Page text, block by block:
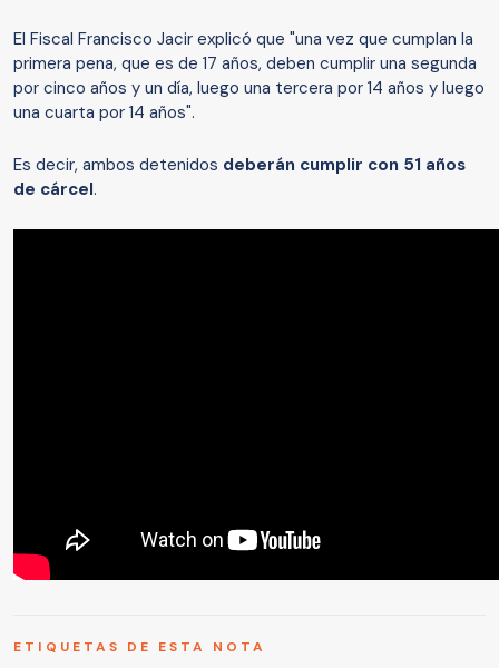
El Fiscal Francisco Jacir explicó que "una vez que cumplan la
primera pena, que es de 17 años, deben cumplir una segunda
por cinco años y un día, luego una tercera por 14 años y luego
una cuarta por 14 años".
Es decir, ambos detenidos deberán cumplir con 51 años
de cárcel.
ETIQUETAS DE ESTA NOTA